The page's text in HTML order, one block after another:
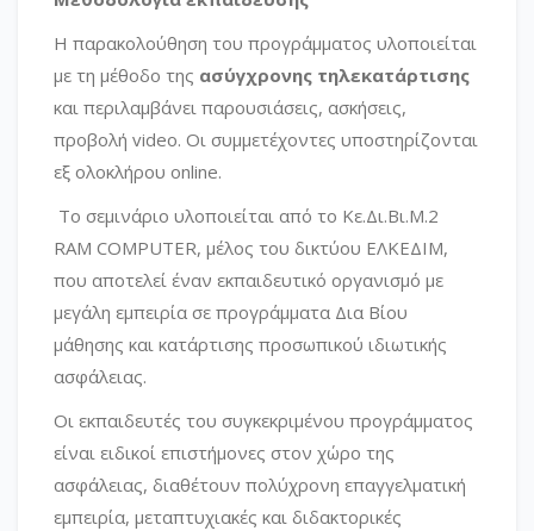
Η παρακολούθηση του προγράμματος υλοποιείται
με τη μέθοδο της ασύγχρονης τηλεκατάρτισης
και περιλαμβάνει παρουσιάσεις, ασκήσεις,
προβολή videο. Οι συμμετέχοντες υποστηρίζονται
εξ ολοκλήρου online.
Το σεμινάριο υλοποιείται από το Κε.Δι.Βι.Μ.2
RAM COMPUTER, μέλος του δικτύου ΕΛΚΕΔΙΜ,
που αποτελεί έναν εκπαιδευτικό οργανισμό με
μεγάλη εμπειρία σε προγράμματα Δια Βίου
μάθησης και κατάρτισης προσωπικού ιδιωτικής
ασφάλειας.
Οι εκπαιδευτές του συγκεκριμένου προγράμματος
είναι ειδικοί επιστήμονες στον χώρο της
ασφάλειας, διαθέτουν πολύχρονη επαγγελματική
εμπειρία, μεταπτυχιακές και διδακτορικές